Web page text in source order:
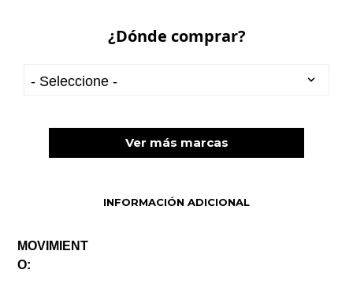
¿Dónde comprar?
Ver más marcas
INFORMACIÓN ADICIONAL
MOVIMIENT
O: